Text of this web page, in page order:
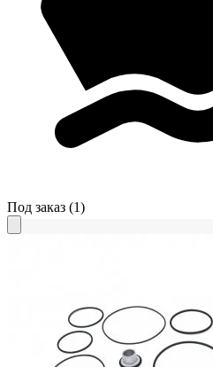
Под заказ (1)